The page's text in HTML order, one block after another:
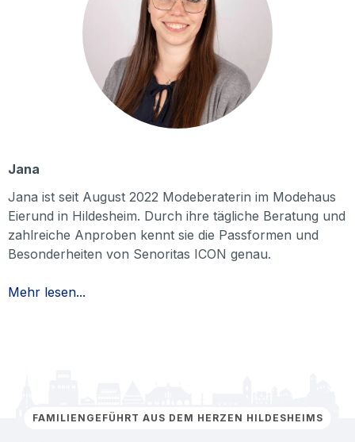
Jana
Jana ist seit August 2022 Modeberaterin im Modehaus
Eierund in Hildesheim. Durch ihre tägliche Beratung und
zahlreiche Anproben kennt sie die Passformen und
Besonderheiten von Senoritas ICON genau.
Mehr lesen...
FAMILIENGEFÜHRT AUS DEM HERZEN HILDESHEIMS